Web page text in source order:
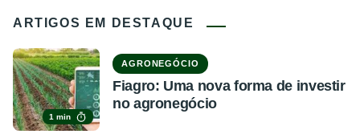
ARTIGOS EM DESTAQUE
1 min
AGRONEGÓCIO
Fiagro: Uma nova forma de investir
no agronegócio